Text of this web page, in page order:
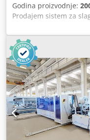
Godina proizvodnje:
Prodajem sistem za
TBH22/D/25/12 2001
vođenje Izlaz pogodan
Sustav vakumskih
pumpom) Automatsko
motoriziranim valjkom
mehanizmom
valjaka izlaznog stola
utisnuti materijal.
završena! Sposobnost
odmah. Spremno za
certifikatom i